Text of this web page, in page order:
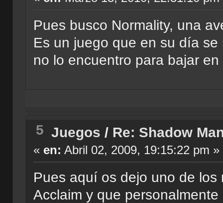
Pues busco Normality, una
Es un juego que en su día
no lo encuentro para bajar
5 Juegos / Re: Shadow
« en: Abril 02, 2009, 19:15:22 pm »
Pues aquí os dejo uno de
Acclaim y que